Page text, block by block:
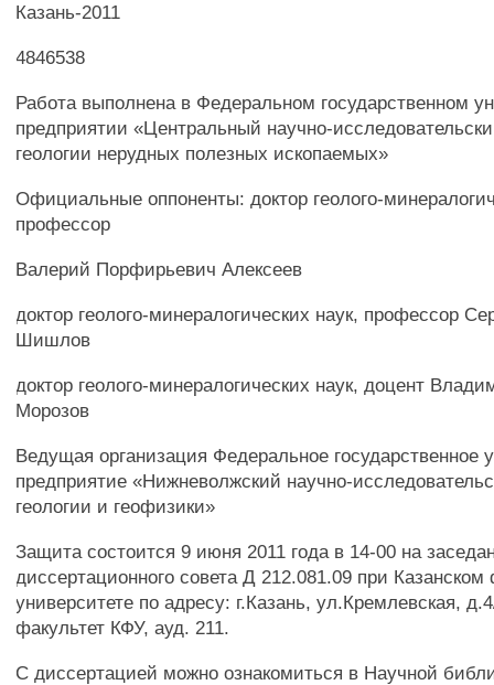
Казань-2011
4846538
Работа выполнена в Федеральном государственном
предприятии «Центральный научно-
геологии нерудных полезных ископаемых»
Официальные оппоненты: доктор геолого-
профессор
Валерий Порфирьевич Алексеев
доктор геолого-минералогических наук, профессор
Шишлов
доктор геолого-минералогических наук, доцент
Морозов
Ведущая организация Федеральное государственное
предприятие «Нижневолжский научно-
геологии и геофизики»
Защита состоится 9 июня 2011 года в 14-00 на
диссертационного совета Д 212.081.09 при
университете по адресу: г.Казань, ул.Кремлевская,
факультет КФУ, ауд. 211.
С диссертацией можно ознакомиться в Научной